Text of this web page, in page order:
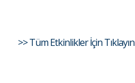
>> Tüm Etkinlikler İçin Tıklayın